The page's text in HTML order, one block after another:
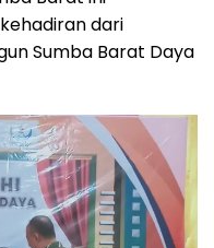
dari
Sumba Barat Daya